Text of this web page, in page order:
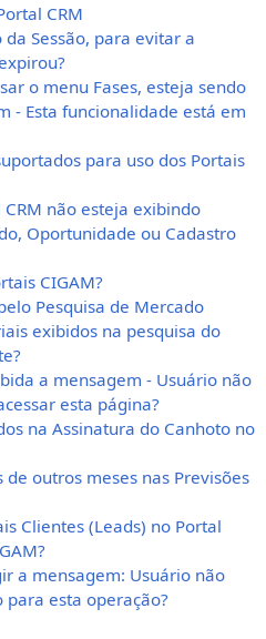
CRM
Sessão, para evitar a
o menu Fases, esteja sendo
- Esta funcionalidade está em
para uso dos Portais
não esteja exibindo
Oportunidade ou Cadastro
CIGAM?
Pesquisa de Mercado
exibidos na pesquisa do
a mensagem - Usuário não
esta página?
na Assinatura do Canhoto no
outros meses nas Previsões
Clientes (Leads) no Portal
a mensagem: Usuário não
para esta operação?